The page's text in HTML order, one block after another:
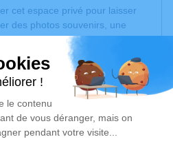
cet espace privé pour laisser
des photos souvenirs, une
à travers des poèmes
un lieu d'expression dédié à
BRUNEL.
hommage estdisponible